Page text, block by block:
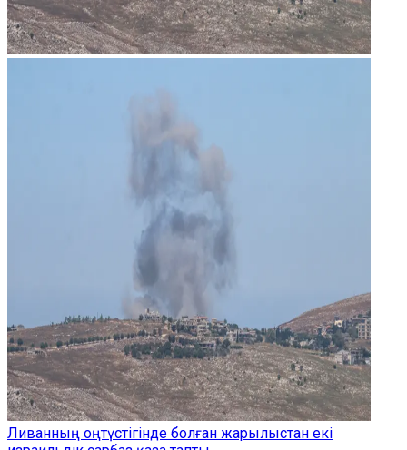
Ливанның оңтүстігінде болған жарылыстан екі